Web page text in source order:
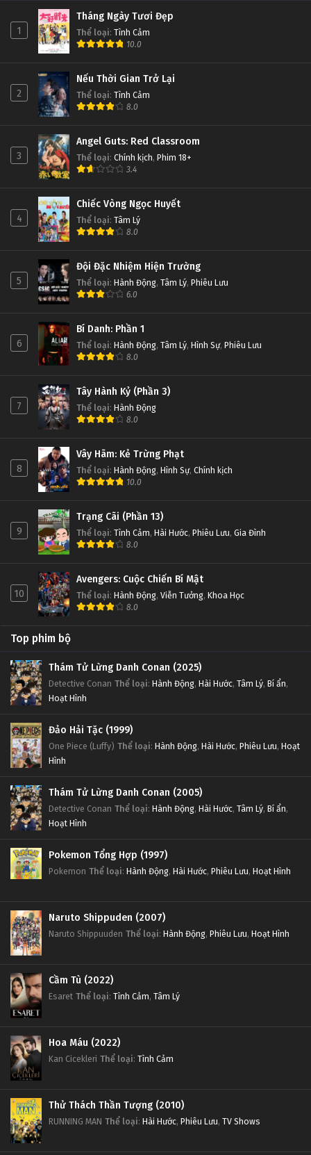
1
Tháng Ngày Tươi Đẹp
Thể loại: Tình Cảm
10.0
2
Nếu Thời Gian Trở Lại
Thể loại: Tình Cảm
8.0
3
Angel Guts: Red Classroom
Thể loại: Chính kịch, Phim 18+
3.4
4
Chiếc Vòng Ngọc Huyết
Thể loại: Tâm Lý
8.0
5
Đội Đặc Nhiệm Hiện Trường
Thể loại: Hành Động, Tâm Lý, Phiêu Lưu
6.0
6
Bí Danh: Phần 1
Thể loại: Hành Động, Tâm Lý, Hình Sự, Phiêu Lưu
8.0
7
Tây Hành Kỷ (Phần 3)
Thể loại: Hành Động
8.0
8
Vây Hãm: Kẻ Trừng Phạt
Thể loại: Hành Động, Hình Sự, Chính kịch
10.0
9
Trạng Cãi (Phần 13)
Thể loại: Tình Cảm, Hài Hước, Phiêu Lưu, Gia Đình
8.0
10
Avengers: Cuộc Chiến Bí Mật
Thể loại: Hành Động, Viễn Tưởng, Khoa Học
8.0
Top phim bộ
Thám Tử Lừng Danh Conan (2025)
Detective Conan Thể loại: Hành Động, Hài Hước, Tâm Lý, Bí ẩn,
Hoạt Hình
Đảo Hải Tặc (1999)
One Piece (Luffy) Thể loại: Hành Động, Hài Hước, Phiêu Lưu, Hoạt
Hình
Thám Tử Lừng Danh Conan (2005)
Detective Conan Thể loại: Hành Động, Hài Hước, Tâm Lý, Bí ẩn,
Hoạt Hình
Pokemon Tổng Hợp (1997)
Pokemon Thể loại: Hành Động, Hài Hước, Phiêu Lưu, Hoạt Hình
Naruto Shippuden (2007)
Naruto Shippuuden Thể loại: Hành Động, Phiêu Lưu, Hoạt Hình
Cầm Tù (2022)
Esaret Thể loại: Tình Cảm, Tâm Lý
Hoa Máu (2022)
Kan Cicekleri Thể loại: Tình Cảm
Thử Thách Thần Tượng (2010)
RUNNING MAN Thể loại: Hài Hước, Phiêu Lưu, TV Shows